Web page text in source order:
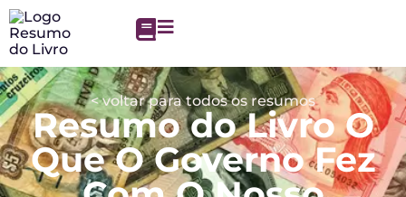
< voltar para todos os resumos
Resumo do Livro O
Que O Governo Fez